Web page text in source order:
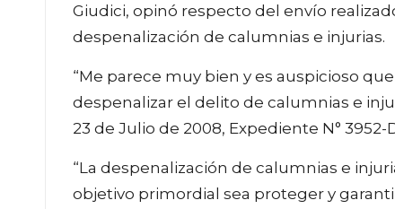
Giudici, opinó respecto del envío
despenalización de calumnias e injurias.
“Me parece muy bien y es auspicioso
despenalizar el delito de calumnias e
23 de Julio de 2008, Expediente N°
“La despenalización de calumnias e
objetivo primordial sea proteger y